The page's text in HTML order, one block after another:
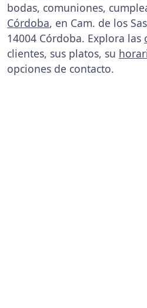
bodas, comuniones,
Córdoba, en Cam. de los
14004 Córdoba. Explora las
clientes, sus platos, su
opciones de contacto.